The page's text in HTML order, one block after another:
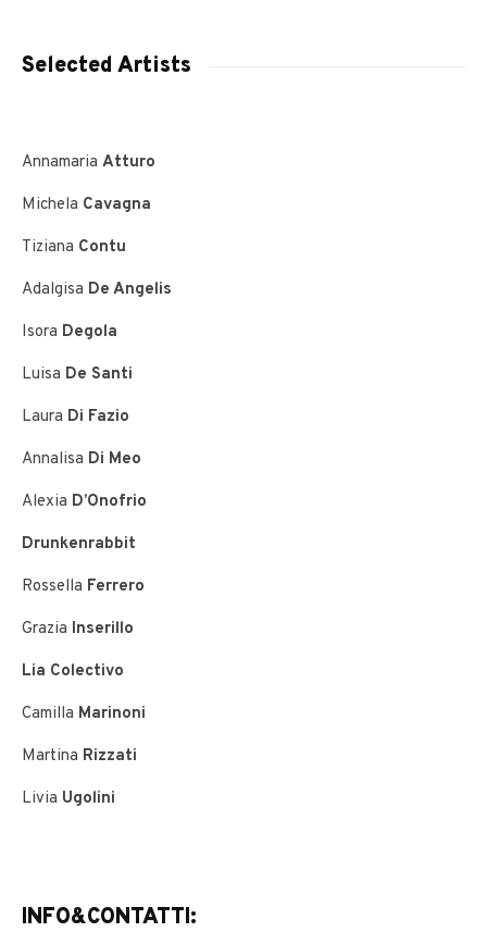
Selected Artists
Annamaria Atturo
Michela Cavagna
Tiziana Contu
Adalgisa De Angelis
Isora Degola
Luisa De Santi
Laura Di Fazio
Annalisa Di Meo
Alexia D’Onofrio
Drunkenrabbit
Rossella Ferrero
Grazia Inserillo
Lia Colectivo
Camilla Marinoni
Martina Rizzati
Livia Ugolini
INFO&CONTATTI: